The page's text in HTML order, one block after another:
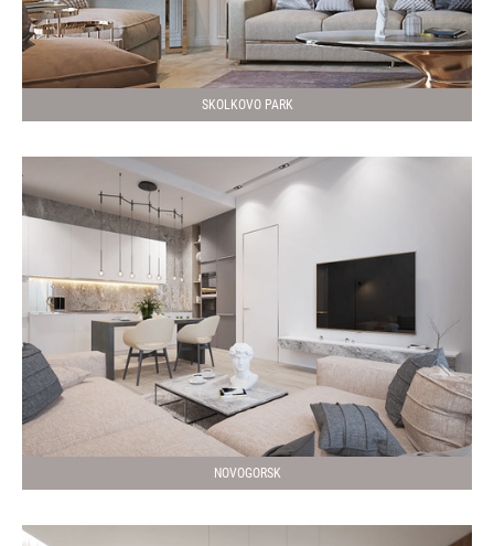
SKOLKOVO PARK
NOVOGORSK